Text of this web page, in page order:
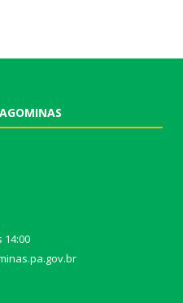
14:00